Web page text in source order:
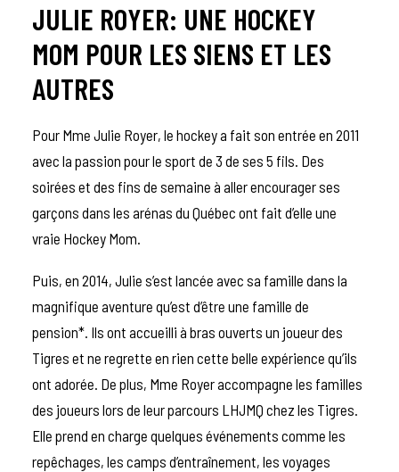
JULIE ROYER: UNE HOCKEY
MOM POUR LES SIENS ET LES
AUTRES
Pour Mme Julie Royer, le hockey a fait son entrée en 2011
avec la passion pour le sport de 3 de ses 5 fils. Des
soirées et des fins de semaine à aller encourager ses
garçons dans les arénas du Québec ont fait d’elle une
vraie Hockey Mom.
Puis, en 2014, Julie s’est lancée avec sa famille dans la
magnifique aventure qu’est d’être une famille de
pension*. Ils ont accueilli à bras ouverts un joueur des
Tigres et ne regrette en rien cette belle expérience qu’ils
ont adorée. De plus, Mme Royer accompagne les familles
des joueurs lors de leur parcours LHJMQ chez les Tigres.
Elle prend en charge quelques événements comme les
repêchages, les camps d’entraînement, les voyages